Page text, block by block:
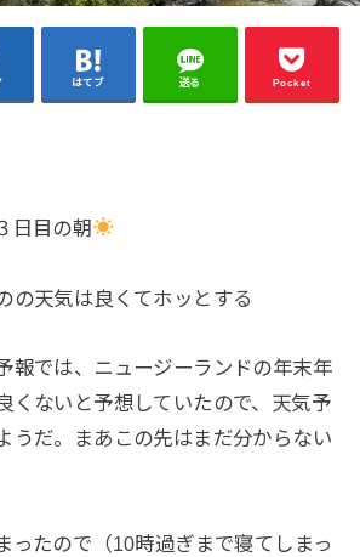
はてブ 送る Pocket
日目の朝
の天気は良くてホッとする
報では、ニュージーランドの年末年
くないと予想していたので、天気予
うだ。まあこの先はまだ分からない
ったので（10時過ぎまで寝てしまっ